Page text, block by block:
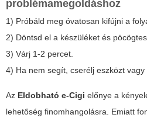
problémamegoldáshoz
1) Próbáld meg óvatosan kifújni a
2) Döntsd el a készüléket és
3) Várj 1-2 percet.
4) Ha nem segít, cserélj eszközt vagy
Az Eldobható e-Cigi előnye a
lehetőség finomhangolásra. Emiatt